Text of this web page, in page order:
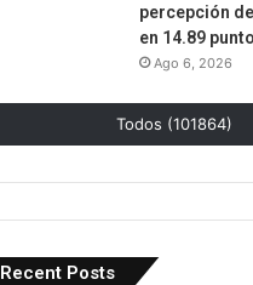
percepción
en 14.89
Ago 6, 2026
Todos (101864)
Recent Posts